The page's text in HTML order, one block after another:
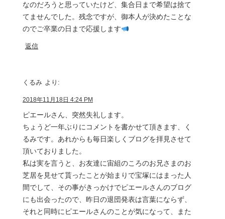
なのだろうと思っていたけど、集合日まで希望は捨て
てませんでした。残念ですが、御本人が決めたことな
のでご卒業の日まで応援します
返信
くるみ より:
2018年11月18日 4:24 PM
ピエールさん、突然失礼します。
ちょうど一年ぶりにコメントを書かせて頂きます、く
るみです。あれからも毎日楽しくブログを拝見させて
頂いておりました。
私は実を言うと、お友達に宙組のころのお兄さまのお
芝居を見せて貰ったことが始まりで宝塚にはまった人
間でして、その事がきっかけでピエールさんのブログ
にも出会ったので、昨日の退団発表は言葉にならず、
それと同時にピエールさんのことが気になって、また